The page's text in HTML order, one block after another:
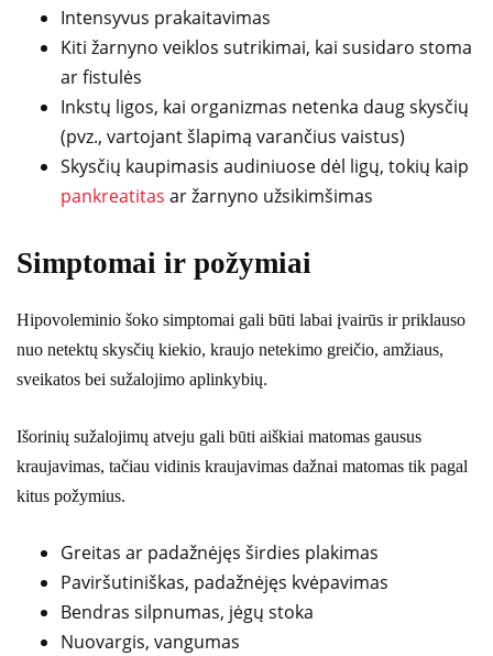
Intensyvus prakaitavimas
Kiti žarnyno veiklos sutrikimai, kai susidaro stoma
ar fistulės
Inkstų ligos, kai organizmas netenka daug skysčių
(pvz., vartojant šlapimą varančius vaistus)
Skysčių kaupimasis audiniuose dėl ligų, tokių kaip
pankreatitas ar žarnyno užsikimšimas
Simptomai ir požymiai
Hipovoleminio šoko simptomai gali būti labai įvairūs ir priklauso
nuo netektų skysčių kiekio, kraujo netekimo greičio, amžiaus,
sveikatos bei sužalojimo aplinkybių.
Išorinių sužalojimų atveju gali būti aiškiai matomas gausus
kraujavimas, tačiau vidinis kraujavimas dažnai matomas tik pagal
kitus požymius.
Greitas ar padažnėjęs širdies plakimas
Paviršutiniškas, padažnėjęs kvėpavimas
Bendras silpnumas, jėgų stoka
Nuovargis, vangumas